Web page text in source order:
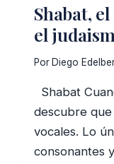
Shabat,
el
Por Diego
Shabat
descubre
vocales. Lo
consonantes